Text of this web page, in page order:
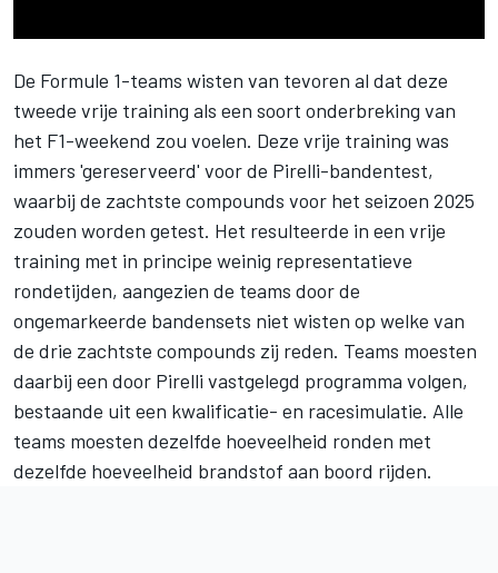
De Formule 1-teams wisten van tevoren al dat deze
tweede vrije training als een soort onderbreking van
het F1-weekend zou voelen. Deze vrije training was
immers 'gereserveerd' voor de Pirelli-bandentest,
waarbij de zachtste compounds voor het seizoen 2025
zouden worden getest. Het resulteerde in een vrije
training met in principe weinig representatieve
rondetijden, aangezien de teams door de
ongemarkeerde bandensets niet wisten op welke van
de drie zachtste compounds zij reden. Teams moesten
daarbij een door Pirelli vastgelegd programma volgen,
bestaande uit een kwalificatie- en racesimulatie. Alle
teams moesten dezelfde hoeveelheid ronden met
dezelfde hoeveelheid brandstof aan boord rijden.